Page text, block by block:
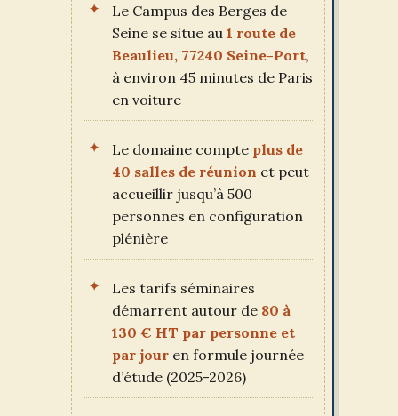
Le Campus des Berges de
Seine se situe au 1 route de
Beaulieu, 77240 Seine-Port,
à environ 45 minutes de Paris
en voiture
Le domaine compte plus de
40 salles de réunion et peut
accueillir jusqu’à 500
personnes en configuration
plénière
Les tarifs séminaires
démarrent autour de 80 à
130 € HT par personne et
par jour en formule journée
d’étude (2025-2026)